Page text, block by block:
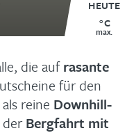
HEUTE
°C
max.
die aufrasante
für den
reine Downhill-
derBergfahrt mit